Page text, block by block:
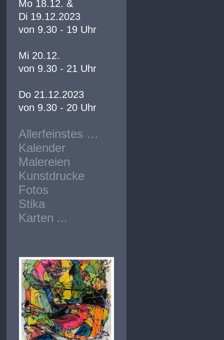
Mo 18.12. &
Di 19.12.2023
von 9.30 - 19 Uhr
Mi 20.12.
von 9.30 - 21 Uhr
Do 21.12.2023
von 9.30 - 20 Uhr
Allerfeinstes …
Kalender
Malereien
Kunstdrucke
Fotos
Stika
Karten ...